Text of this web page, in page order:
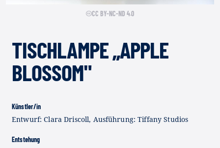
CC BY-NC-ND 4.0
TISCHLAMPE „APPLE
BLOSSOM"
Künstler/in
Entwurf: Clara Driscoll, Ausführung: Tiffany Studios
Entstehung